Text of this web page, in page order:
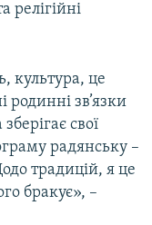
релігійні
культура, це
родинні зв’язки
свої
радянську –
традицій, я це
бракує», –